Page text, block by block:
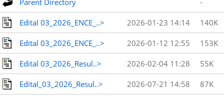
Parent Directory -
Edital 03_2026_ENCE_..> 2026-01-23 14:14 140K
Edital 03_2026_ENCE_..> 2026-01-12 12:55 153K
Edital 03_2026_Resul..> 2026-02-04 11:28 55K
Edital_03_2026_Resul..> 2026-07-21 14:58 87K